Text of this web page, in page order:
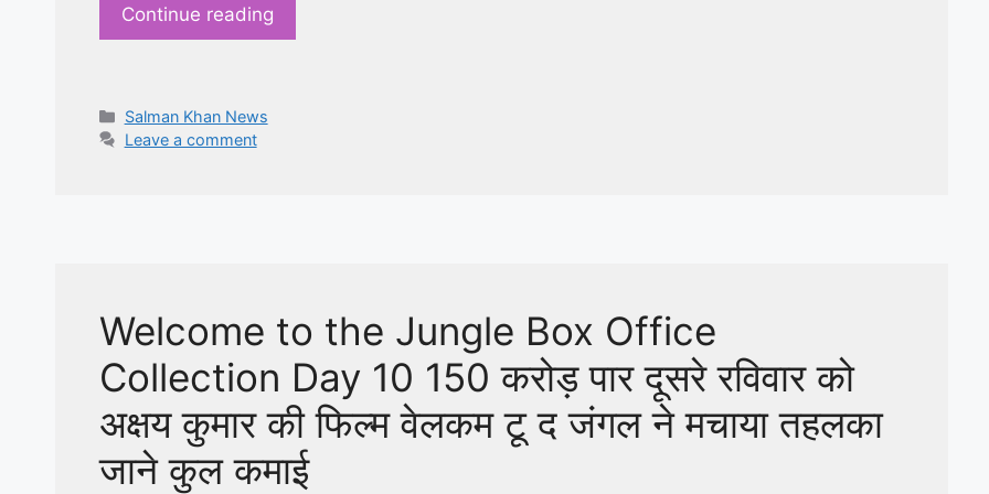
Continue reading
Categories
Salman Khan News
Leave a comment
Welcome to the Jungle Box Office
Collection Day 10 150 करोड़ पार दूसरे रविवार को
अक्षय कुमार की फिल्म वेलकम टू द जंगल ने मचाया तहलका
जाने कुल कमाई